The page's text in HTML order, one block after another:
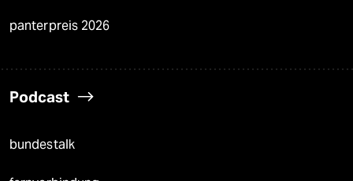
panterpreis 2026
Podcast
bundestalk